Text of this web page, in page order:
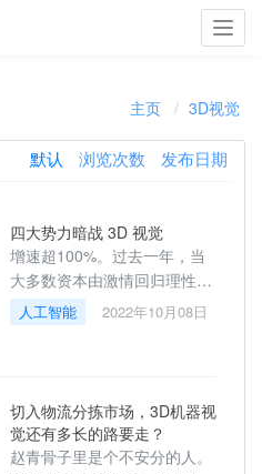
主页 3D视觉
默认 浏览次数 发布日期
四大势力暗战 3D 视觉
增速超100%。过去一年，当
大多数资本由激情回归理性，
3D视觉赛道却热度不减，并且
这股热潮还在持续蔓延。一方
人工智能 2022年10月08日
切入物流分拣市场，3D机器视
觉还有多长的路要走？
赵青骨子里是个不安分的人。